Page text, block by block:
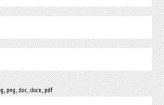
.png, .doc, .docx, .pdf